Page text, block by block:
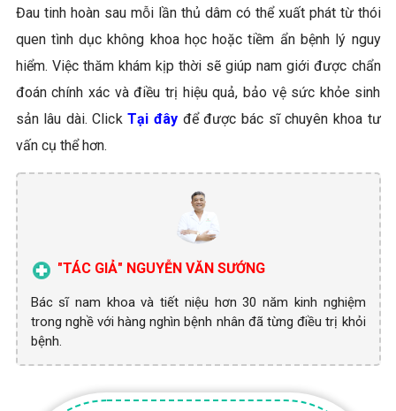
Đau tinh hoàn sau mỗi lần thủ dâm có thể xuất phát từ thói
quen tình dục không khoa học hoặc tiềm ẩn bệnh lý nguy
hiểm. Việc thăm khám kịp thời sẽ giúp nam giới được chẩn
đoán chính xác và điều trị hiệu quả, bảo vệ sức khỏe sinh
sản lâu dài. ClickTại đâyđể được bác sĩ chuyên khoa tư
vấn cụ thể hơn.
"TÁC GIẢ" NGUYỄN VĂN SƯỚNG
Bác sĩ nam khoa và tiết niệu hơn 30 năm kinh nghiệm
trong nghề với hàng nghìn bệnh nhân đã từng điều trị khỏi
bệnh.